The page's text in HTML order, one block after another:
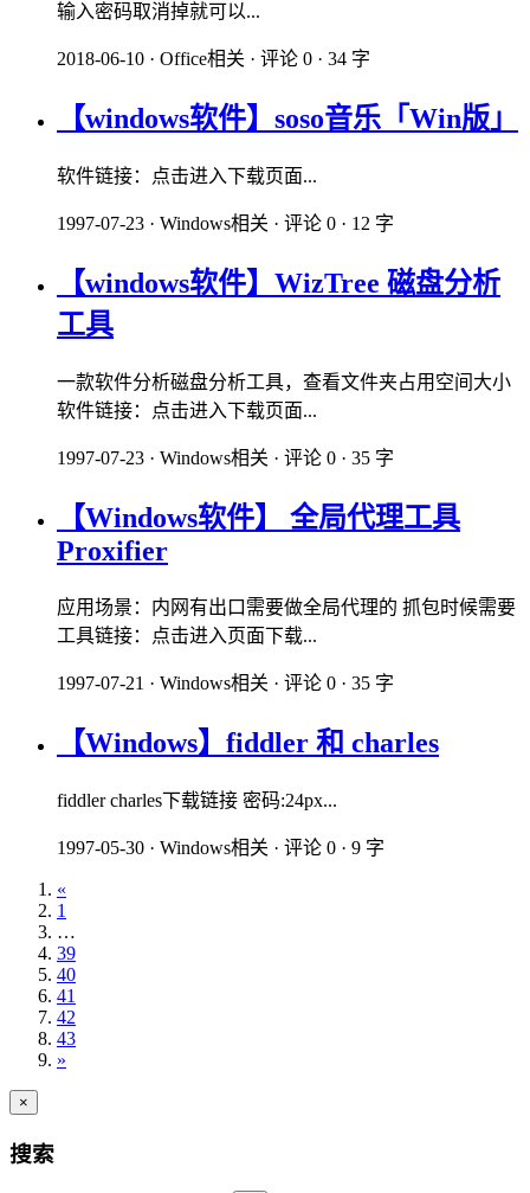
输入密码取消掉就可以...
2018-06-10 · Office相关 · 评论 0 · 34 字
【windows软件】soso音乐「Win版」
软件链接：点击进入下载页面...
1997-07-23 · Windows相关 · 评论 0 · 12 字
【windows软件】WizTree 磁盘分析
工具
一款软件分析磁盘分析工具，查看文件夹占用空间大小
软件链接：点击进入下载页面...
1997-07-23 · Windows相关 · 评论 0 · 35 字
【Windows软件】 全局代理工具
Proxifier
应用场景：内网有出口需要做全局代理的 抓包时候需要
工具链接：点击进入页面下载...
1997-07-21 · Windows相关 · 评论 0 · 35 字
【Windows】fiddler 和 charles
fiddler charles下载链接 密码:24px...
1997-05-30 · Windows相关 · 评论 0 · 9 字
«
1
…
39
40
41
42
43
»
×
搜索